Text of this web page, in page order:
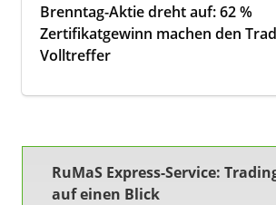
Brenntag-Aktie dreht auf: 62 %
Zertifikatgewinn machen den
Volltreffer
RuMaS Express-Service:
auf einen Blick